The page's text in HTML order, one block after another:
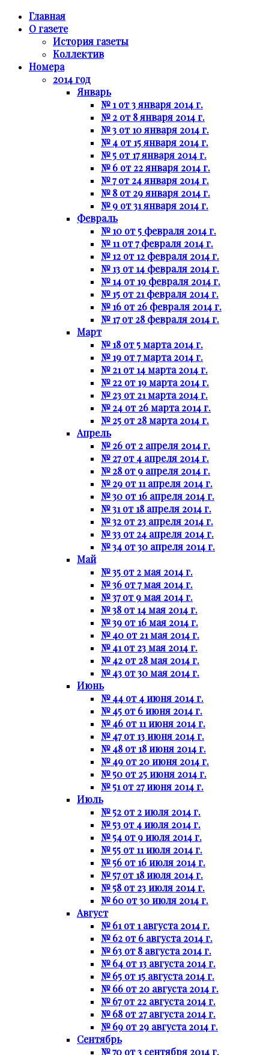
Главная
О газете
История газеты
Коллектив
Номера
2014 год
Январь
№ 1 от 3 января 2014 г.
№ 2 от 8 января 2014 г.
№ 3 от 10 января 2014 г.
№ 4 от 15 января 2014 г.
№ 5 от 17 января 2014 г.
№ 6 от 22 января 2014 г.
№ 7 от 24 января 2014 г.
№ 8 от 29 января 2014 г.
№ 9 от 31 января 2014 г.
Февраль
№ 10 от 5 февраля 2014 г.
№ 11 от 7 февраля 2014 г.
№ 12 от 12 февраля 2014 г.
№ 13 от 14 февраля 2014 г.
№ 14 от 19 февраля 2014 г.
№ 15 от 21 февраля 2014 г.
№ 16 от 26 февраля 2014 г.
№ 17 от 28 февраля 2014 г.
Март
№ 18 от 5 марта 2014 г.
№ 19 от 7 марта 2014 г.
№ 21 от 14 марта 2014 г.
№ 22 от 19 марта 2014 г.
№ 23 от 21 марта 2014 г.
№ 24 от 26 марта 2014 г.
№ 25 от 28 марта 2014 г.
Апрель
№ 26 от 2 апреля 2014 г.
№ 27 от 4 апреля 2014 г.
№ 28 от 9 апреля 2014 г.
№ 29 от 11 апреля 2014 г.
№ 30 от 16 апреля 2014 г.
№ 31 от 18 апреля 2014 г.
№ 32 от 23 апреля 2014 г.
№ 33 от 24 апреля 2014 г.
№ 34 от 30 апреля 2014 г.
Май
№ 35 от 2 мая 2014 г.
№ 36 от 7 мая 2014 г.
№ 37 от 9 мая 2014 г.
№ 38 от 14 мая 2014 г.
№ 39 от 16 мая 2014 г.
№ 40 от 21 мая 2014 г.
№ 41 от 23 мая 2014 г.
№ 42 от 28 мая 2014 г.
№ 43 от 30 мая 2014 г.
Июнь
№ 44 от 4 июня 2014 г.
№ 45 от 6 июня 2014 г.
№ 46 от 11 июня 2014 г.
№ 47 от 13 июня 2014 г.
№ 48 от 18 июня 2014 г.
№ 49 от 20 июня 2014 г.
№ 50 от 25 июня 2014 г.
№ 51 от 27 июня 2014 г.
Июль
№ 52 от 2 июля 2014 г.
№ 53 от 4 июля 2014 г.
№ 54 от 9 июля 2014 г.
№ 55 от 11 июля 2014 г.
№ 56 от 16 июля 2014 г.
№ 57 от 18 июля 2014 г.
№ 58 от 23 июля 2014 г.
№ 60 от 30 июля 2014 г.
Август
№ 61 от 1 августа 2014 г.
№ 62 от 6 августа 2014 г.
№ 63 от 8 августа 2014 г.
№ 64 от 13 августа 2014 г.
№ 65 от 15 августа 2014 г.
№ 66 от 20 августа 2014 г.
№ 67 от 22 августа 2014 г.
№ 68 от 27 августа 2014 г.
№ 69 от 29 августа 2014 г.
Сентябрь
№ 70 от 3 сентября 2014 г.